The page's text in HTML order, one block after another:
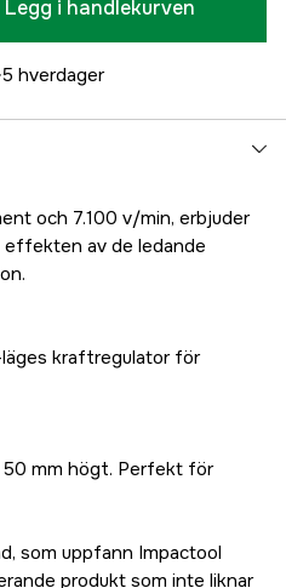
Legg i handlekurven
hverdager
och 7.100 v/min, erbjuder
effekten av de ledande
läges kraftregulator för
50 mm högt. Perfekt för
som uppfann Impactool
produkt som inte liknar